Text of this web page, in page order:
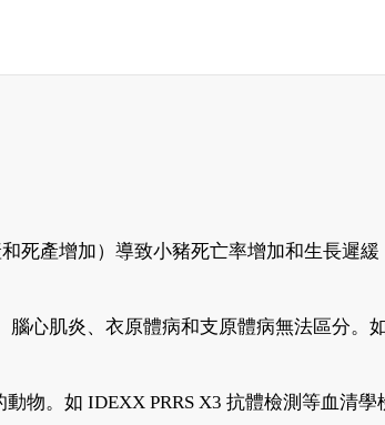
死產增加）導致小豬死亡率增加和生長遲
心肌炎、衣原體病和支原體病無法區分。
物。如 IDEXX PRRS X3 抗體檢測等血清